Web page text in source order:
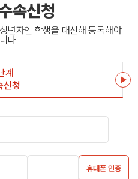
속신청
년자인 학생을 대신해 등록해야
다
계
신청
휴대폰 인증